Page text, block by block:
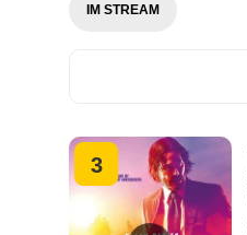
IM STREAM
3